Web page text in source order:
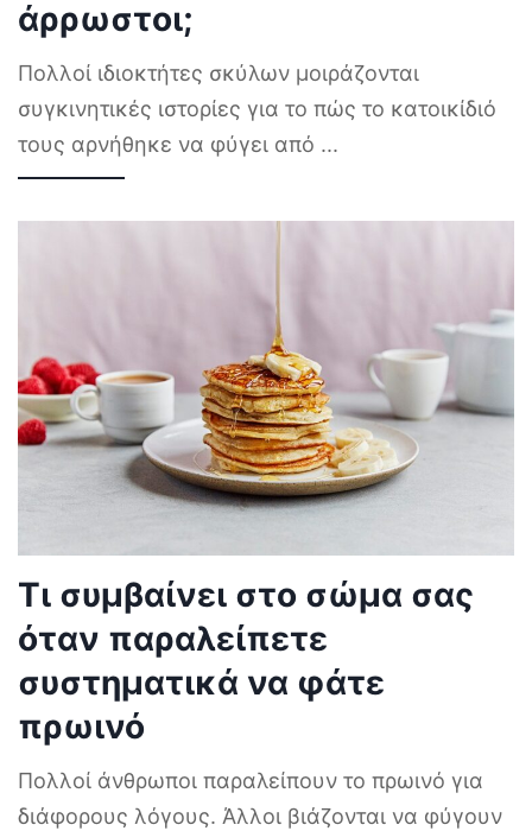
άρρωστοι;
Πολλοί ιδιοκτήτες σκύλων μοιράζονται
συγκινητικές ιστορίες για το πώς το κατοικίδιό
τους αρνήθηκε να φύγει από ...
Τι συμβαίνει στο σώμα σας
όταν παραλείπετε
συστηματικά να φάτε
πρωινό
Πολλοί άνθρωποι παραλείπουν το πρωινό για
διάφορους λόγους. Άλλοι βιάζονται να φύγουν